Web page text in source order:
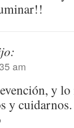
am
y
y cuidarnos.